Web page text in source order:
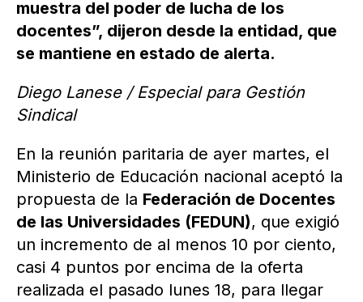
muestra del poder de lucha de los
docentes”, dijeron desde la entidad, que
se mantiene en estado de alerta.
Diego Lanese / Especial para Gestión
Sindical
En la reunión paritaria de ayer martes, el
Ministerio de Educación nacional aceptó la
propuesta de la Federación de Docentes
de las Universidades (FEDUN), que exigió
un incremento de al menos 10 por ciento,
casi 4 puntos por encima de la oferta
realizada el pasado lunes 18, para llegar